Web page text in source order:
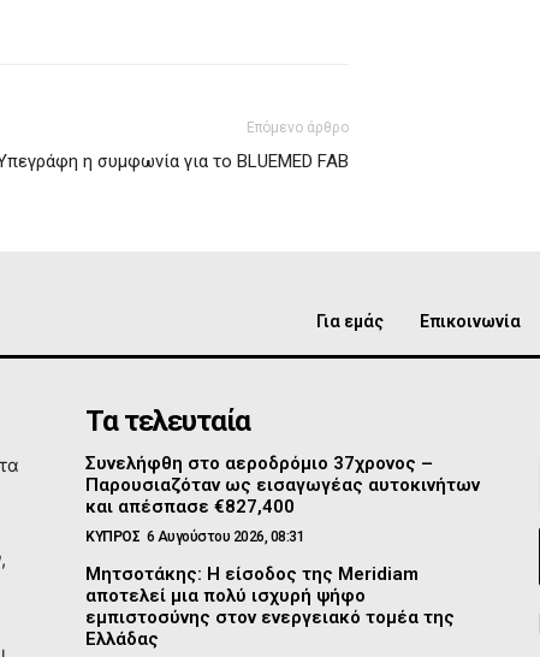
Επόμενο άρθρο
η συμφωνία για το BLUEMED FAB
Για εμάς Επικοινωνία
Τα τελευταία
Συνελήφθη στο αεροδρόμιο 37χρονος –
Παρουσιαζόταν ως εισαγωγέας αυτοκινήτων
και απέσπασε €827,400
ΚΥΠΡΟΣ 6 Αυγούστου 2026, 08:31
Μητσοτάκης: Η είσοδος της Meridiam
αποτελεί μια πολύ ισχυρή ψήφο
εμπιστοσύνης στον ενεργειακό τομέα της
Ελλάδας